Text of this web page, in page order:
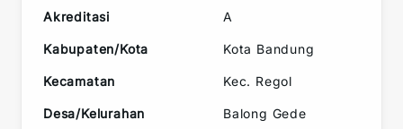
Akreditasi A
Kabupaten/Kota Kota Bandung
Kecamatan Kec. Regol
Desa/Kelurahan Balong Gede